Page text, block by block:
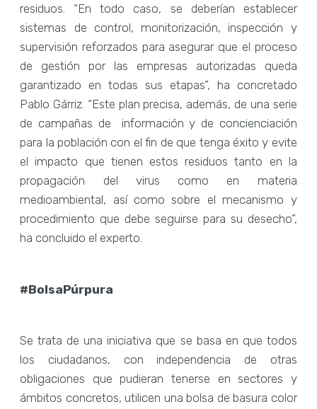
residuos. “En todo caso, se deberían establecer
sistemas de control, monitorización, inspección y
supervisión reforzados para asegurar que el proceso
de gestión por las empresas autorizadas queda
garantizado en todas sus etapas”, ha concretado
Pablo Gárriz. “Este plan precisa, además, de una serie
de campañas de información y de concienciación
para la población con el fin de que tenga éxito y evite
el impacto que tienen estos residuos tanto en la
propagación del virus como en materia
medioambiental, así como sobre el mecanismo y
procedimiento que debe seguirse para su desecho”,
ha concluido el experto.
#BolsaPúrpura
Se trata de una iniciativa que se basa en que todos
los ciudadanos, con independencia de otras
obligaciones que pudieran tenerse en sectores y
ámbitos concretos, utilicen una bolsa de basura color